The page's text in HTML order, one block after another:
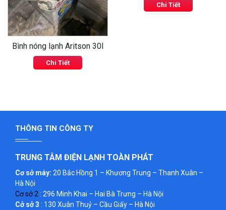
Bình nóng lạnh Aritson 30l
Chi Tiết
Chi Tiết
THÔNG TIN CÔNG TY
TRUNG TÂM ĐIỆN LẠNH TOÀN PHÁT
Cơ sở máy: 20 Bắc Hồng 1 – Khương Trung – Thanh Xuân –
Hà Nội
Cơ sở 2 : 296 Minh Khai – Hai Bà Trưng – Hà Nội
Cở sở 3 : 130 Xuân Thuỷ – Cầu Giấy – Hà Nội